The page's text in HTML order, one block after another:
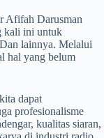
Afifah Darusman
kali ini untuk
lainnya. Melalui
hal yang belum
dapat
profesionalisme
kualitas siaran,